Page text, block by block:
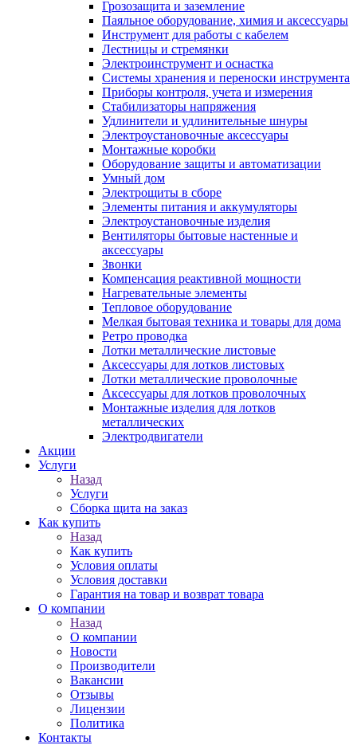
Грозозащита и заземление
Паяльное оборудование, химия и аксессуары
Инструмент для работы с кабелем
Лестницы и стремянки
Электроинструмент и оснастка
Системы хранения и переноски инструмента
Приборы контроля, учета и измерения
Стабилизаторы напряжения
Удлинители и удлинительные шнуры
Электроустановочные аксессуары
Монтажные коробки
Оборудование защиты и автоматизации
Умный дом
Электрощиты в сборе
Элементы питания и аккумуляторы
Электроустановочные изделия
Вентиляторы бытовые настенные и
аксессуары
Звонки
Компенсация реактивной мощности
Нагревательные элементы
Тепловое оборудование
Мелкая бытовая техника и товары для дома
Ретро проводка
Лотки металлические листовые
Аксессуары для лотков листовых
Лотки металлические проволочные
Аксессуары для лотков проволочных
Монтажные изделия для лотков
металлических
Электродвигатели
Акции
Услуги
Назад
Услуги
Сборка щита на заказ
Как купить
Назад
Как купить
Условия оплаты
Условия доставки
Гарантия на товар и возврат товара
О компании
Назад
О компании
Новости
Производители
Вакансии
Отзывы
Лицензии
Политика
Контакты